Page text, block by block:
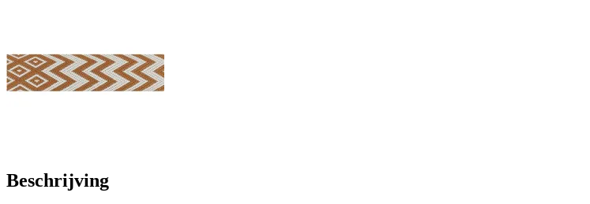
Beschrijving